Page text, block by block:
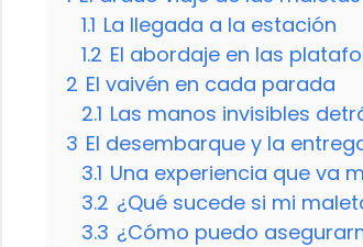
1.1 La llegada a la estación
1.2 El abordaje en las
2 El vaivén en cada parada
2.1 Las manos invisibles
3 El desembarque y la
3.1 Una experiencia que va
3.2 ¿Qué sucede si mi
3.3 ¿Cómo puedo